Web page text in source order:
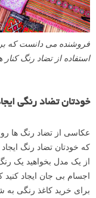
فروشنده می دانست که
استفاده از تضاد رنگ کنار
خودتان تضاد رنگی
عکاسی از تضاد رنگ ها
که خودتان تضاد رنگ
از یک مدل بخواهید یک
اجسام بی جان ایجاد
برای خرید کاغذ رنگی به